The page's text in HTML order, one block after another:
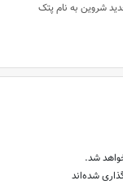
شروین به نام پتک
شد.
شده‌اند